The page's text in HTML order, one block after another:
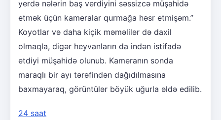
yerdə nələrin baş verdiyini səssizcə müşahidə
etmək üçün kameralar qurmağa həsr etmişəm.”
Koyotlar və daha kiçik məməlilər də daxil
olmaqla, digər heyvanların da indən istifadə
etdiyi müşahidə olunub. Kameranın sonda
maraqlı bir ayı tərəfindən dağıdılmasına
baxmayaraq, görüntülər böyük uğurla əldə edilib.
24 saat